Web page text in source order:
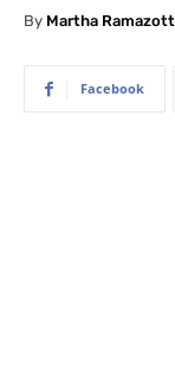
By Martha
Facebook